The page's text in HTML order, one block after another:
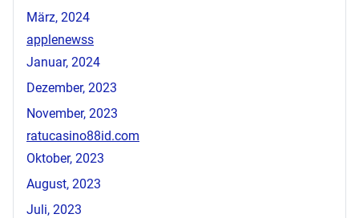
März, 2024
applenewss
Januar, 2024
Dezember, 2023
November, 2023
ratucasino88id.com
Oktober, 2023
August, 2023
Juli, 2023